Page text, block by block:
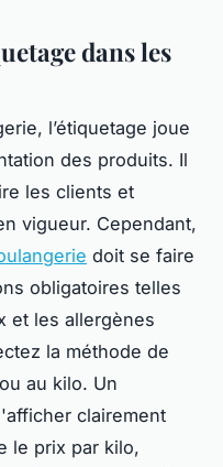
dans les
l’étiquetage joue
des produits. Il
les clients et
vigueur. Cependant,
doit se faire
obligatoires telles
et les allergènes
la méthode de
au kilo. Un
clairement
le prix par kilo,